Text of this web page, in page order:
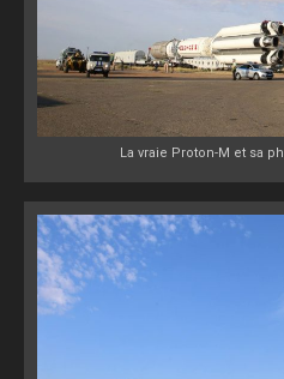
La vraie Proton-M et sa